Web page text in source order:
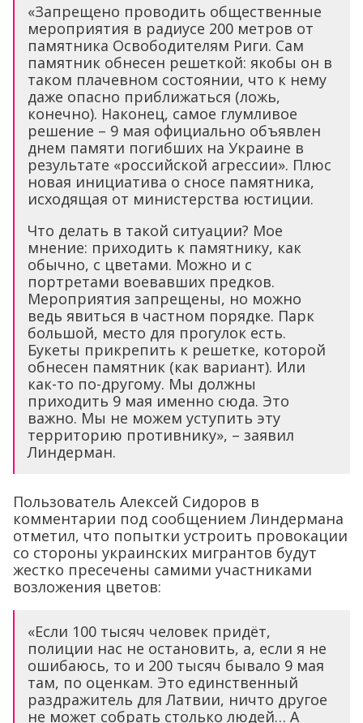
«Запрещено проводить общественные
мероприятия в радиусе 200 метров от
памятника Освободителям Риги. Сам
памятник обнесен решеткой: якобы он в
таком плачевном состоянии, что к нему
даже опасно приближаться (ложь,
конечно). Наконец, самое глумливое
решение – 9 мая официально объявлен
днем памяти погибших на Украине в
результате «российской агрессии». Плюс
новая инициатива о сносе памятника,
исходящая от министерства юстиции.
Что делать в такой ситуации? Мое
мнение: приходить к памятнику, как
обычно, с цветами. Можно и с
портретами воевавших предков.
Мероприятия запрещены, но можно
ведь явиться в частном порядке. Парк
большой, место для прогулок есть.
Букеты прикрепить к решетке, которой
обнесен памятник (как вариант). Или
как-то по-другому. Мы должны
приходить 9 мая именно сюда. Это
важно. Мы не можем уступить эту
территорию противнику», – заявил
Линдерман.
Пользователь Алексей Сидоров в
комментарии под сообщением Линдермана
отметил, что попытки устроить провокации
со стороны украинских мигрантов будут
жестко пресечены самими участниками
возложения цветов:
«Если 100 тысяч человек придёт,
полиции нас не остановить, а, если я не
ошибаюсь, то и 200 тысяч бывало 9 мая
там, по оценкам. Это единственный
раздражитель для Латвии, ничто другое
не может собрать столько людей… А